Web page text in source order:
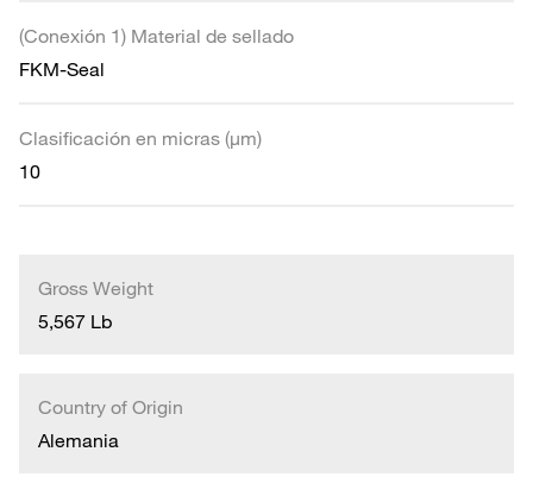
(Conexión 1) Material de sellado
FKM-Seal
Clasificación en micras (µm)
10
Gross Weight
5,567 Lb
Country of Origin
Alemania